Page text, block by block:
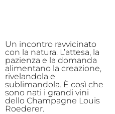
Un incontro ravvicinato
con la natura. L’attesa, la
pazienza e la domanda
alimentano la creazione,
rivelandola e
sublimandola. È così che
sono nati i grandi vini
dello Champagne Louis
Roederer.